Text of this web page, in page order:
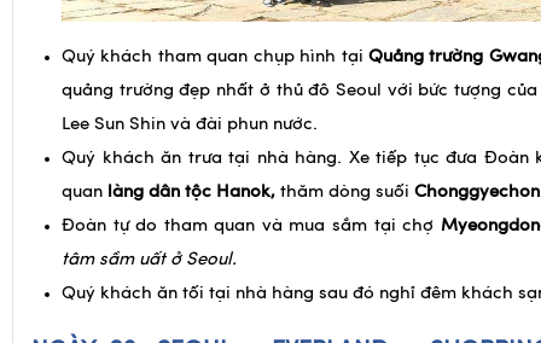
Quý khách tham quan chụp hình tại Quảng trường
quảng trường đẹp nhất ở thủ đô Seoul với bức tượng
Lee Sun Shin và đài phun nước.
Quý khách ăn trưa tại nhà hàng. Xe tiếp tục đưa Đoàn
quan làng dân tộc Hanok, thăm dòng suối Chonggy e
Đoàn tự do tham quan và mua sắm tại chợ
tâm sầm uất ở Seoul.
Quý khách ăn tối tại nhà hàng sau đó nghỉ đêm khách